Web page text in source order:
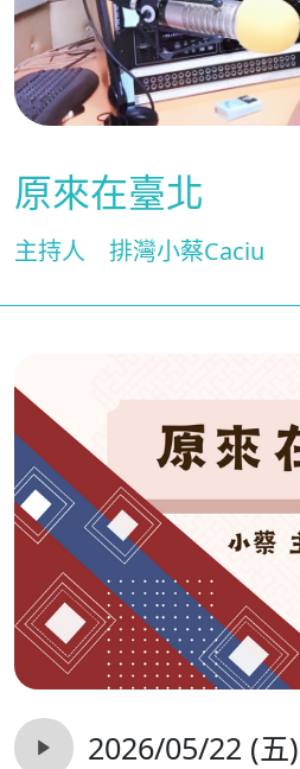
原來在臺北
主持人 排灣小蔡Caciu
2026/05/22 (五)